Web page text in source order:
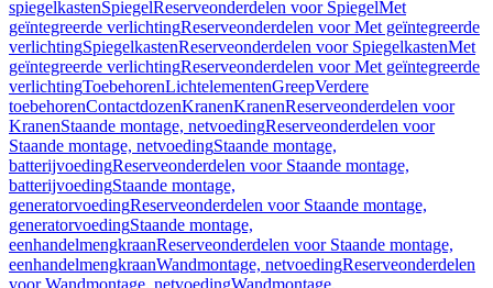
spiegelkastenSpiegelReserveonderdelen voor SpiegelMet
geïntegreerde verlichtingReserveonderdelen voor Met geïntegreerde
verlichtingSpiegelkastenReserveonderdelen voor SpiegelkastenMet
geïntegreerde verlichtingReserveonderdelen voor Met geïntegreerde
verlichtingToebehorenLichtelementenGreepVerdere
toebehorenContactdozenKranenKranenReserveonderdelen voor
KranenStaande montage, netvoedingReserveonderdelen voor
Staande montage, netvoedingStaande montage,
batterijvoedingReserveonderdelen voor Staande montage,
batterijvoedingStaande montage,
generatorvoedingReserveonderdelen voor Staande montage,
generatorvoedingStaande montage,
eenhandelmengkraanReserveonderdelen voor Staande montage,
eenhandelmengkraanWandmontage, netvoedingReserveonderdelen
voor Wandmontage, netvoedingWandmontage,